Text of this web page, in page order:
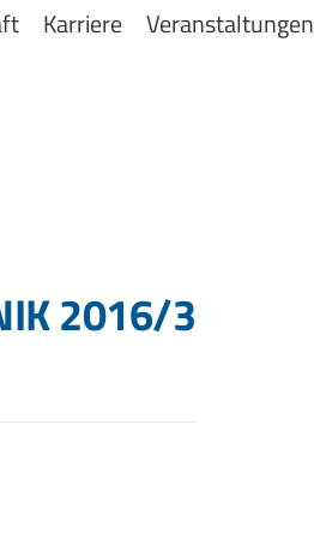
Karriere Veranstaltungen
2016/3